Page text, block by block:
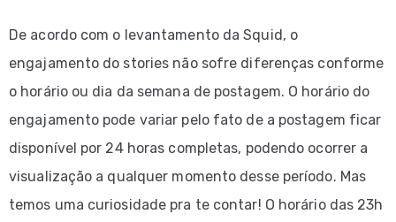
De acordo com o levantamento da Squid, o
engajamento do stories não sofre diferenças conforme
o horário ou dia da semana de postagem. O horário do
engajamento pode variar pelo fato de a postagem ficar
disponível por 24 horas completas, podendo ocorrer a
visualização a qualquer momento desse período. Mas
temos uma curiosidade pra te contar! O horário das 23h